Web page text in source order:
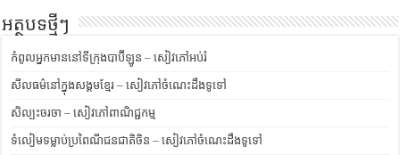
អត្ថបទថ្មីៗ
កំពូលអ្នកមាននៅទីក្រុងបាប៊ីឡូន – សៀវភៅអប់រំ
សីលធម៌នៅក្នុងសង្គមខ្មែរ – សៀវភៅចំណេះដឹងទូទៅ
សិល្បះចរចា – សៀវភៅពាណិជ្ជកម្ម
ទំលៀមទម្លាប់ប្រពៃណីជនជាតិចិន – សៀវភៅចំណេះដឹងទូទៅ